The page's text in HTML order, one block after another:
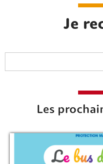
Je
Les